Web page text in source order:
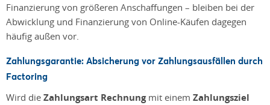
Finanzierung von größeren Anschaffungen – bleiben bei der
Abwicklung und Finanzierung von Online-Käufen dagegen
häufig außen vor.
Zahlungsgarantie: Absicherung vor Zahlungsausfällen durch
Factoring
Wird die Zahlungsart Rechnungmit einem Zahlungsziel